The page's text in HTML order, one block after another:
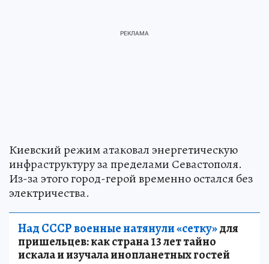
Киевский режим атаковал энергетическую
инфраструктуру за пределами Севастополя.
Из-за этого город-герой временно остался без
электричества.
Над СССР военные натянули «сетку»для
пришельцев: как страна 13 лет тайно
искала и изучала инопланетных гостей